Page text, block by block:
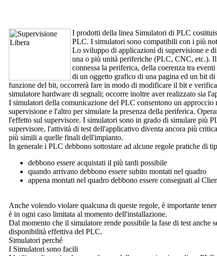
I prodotti della linea Simulatori di PLC
PLC. I simulatori sono compatibili con i più
Lo sviluppo di applicazioni di supervisione e
una o più unità periferiche (PLC, CNC, etc.).
connessa la periferica, della coerenza tra
di un oggetto grafico di una pagina ed un bit
funzione del bit, occorrerà fare in modo di modificare il bit e
simulatore hardware di segnali; occorre inoltre aver realizzato sia
I simulatori della comunicazione del PLC consentono un
supervisione e l'altro per simulare la presenza della periferica.
l'effetto sul supervisore. I simulatori sono in grado di simulare più
supervisore, l'attività di test dell'applicativo diventa ancora più
più simili a quelle finali dell'impianto.
In generale i PLC debbono sottostare ad alcune regole pratiche di
debbono essere acquistati il più tardi possibile
quando arrivano debbono essere subito montati nel quadro
appena montati nel quadro debbono essere consegnati al
Anche volendo violare qualcuna di queste regole, è importante
è in ogni caso limitata al momento dell'installazione.
Dal momento che il simulatore rende possibile la fase di test
disponibilità effettiva del PLC.
Simulatori perché
I Simulatori sono facili